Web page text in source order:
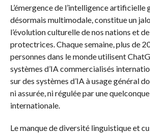
L’émergence de l’intelligence artificielle
désormais multimodale, constitue un
l’évolution culturelle de nos nations et
protectrices. Chaque semaine, plus de
personnes dans le monde utilisent
systèmes d’IA commercialisés
sur des systèmes d’IA à usage général
ni assurée, ni régulée par une
internationale.
Le manque de diversité linguistique et